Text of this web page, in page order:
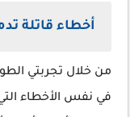
أخطاء قاتلة
من خلال تجربتي
في نفس الأخطاء